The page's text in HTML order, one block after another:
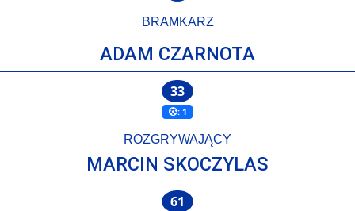
ADAM CZARNOTA
BRAMKARZ
MARCIN SKOCZYLAS
ROZGRYWAJĄCY
: 1
33
61